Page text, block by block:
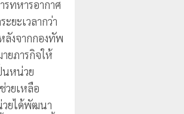
ทหารอากาศ
ะยะเวลากว่า
งจากกองทัพ
ยภารกิจให้
นหน่วย
วยเหลือ
ยได้พัฒนา